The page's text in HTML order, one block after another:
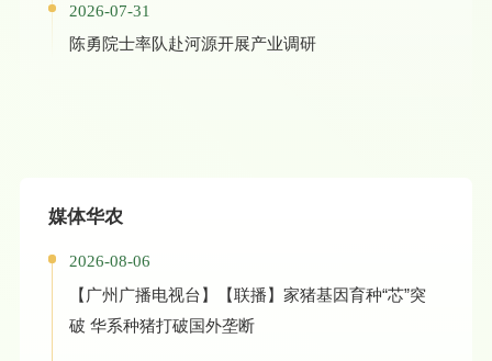
2026-07-31
陈勇院士率队赴河源开展产业调研
媒体华农
2026-08-06
【广州广播电视台】【联播】家猪基因育种“芯”突
破 华系种猪打破国外垄断